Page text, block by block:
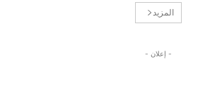
المزيد
- إعلان -